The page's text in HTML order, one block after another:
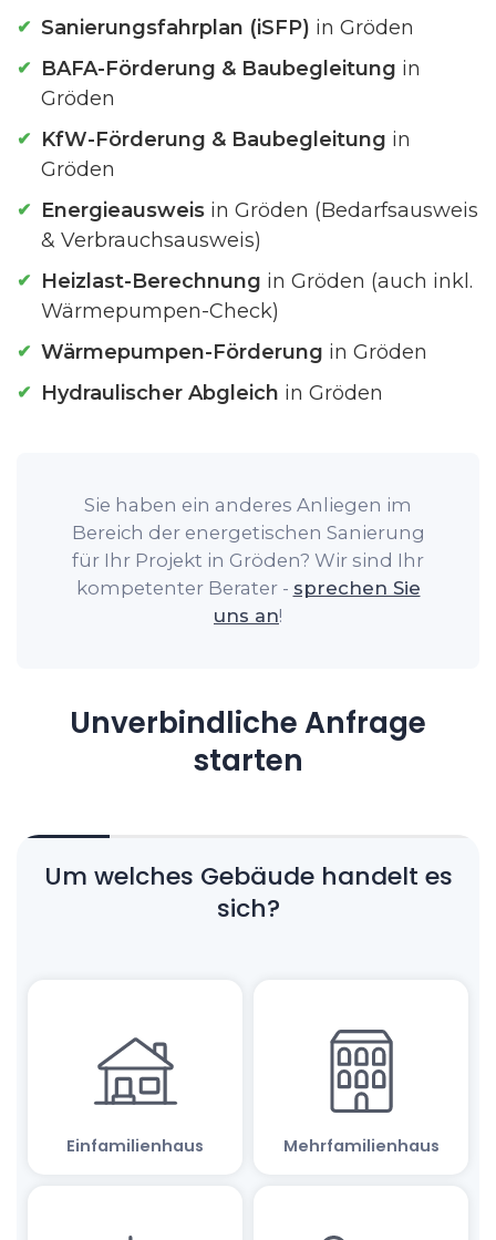
Sanierungsfahrplan (iSFP) in Gröden
BAFA-Förderung & Baubegleitung in
Gröden
KfW-Förderung & Baubegleitung in
Gröden
Energieausweis in Gröden (Bedarfsausweis
& Verbrauchsausweis)
Heizlast-Berechnung in Gröden (auch inkl.
Wärmepumpen-Check)
Wärmepumpen-Förderung in Gröden
Hydraulischer Abgleich in Gröden
Sie haben ein anderes Anliegen im
Bereich der energetischen Sanierung
für Ihr Projekt in Gröden? Wir sind Ihr
kompetenter Berater - sprechen Sie
uns an!
Unverbindliche Anfrage
starten